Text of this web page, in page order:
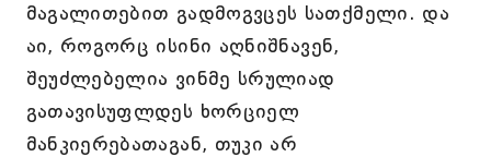
მაგალითებით გადმოგვცეს სათქმელი. და
აი, როგორც ისინი აღნიშნავენ,
შეუძლებელია ვინმე სრულიად
გათავისუფლდეს ხორციელ
მანკიერებათაგან, თუკი არ